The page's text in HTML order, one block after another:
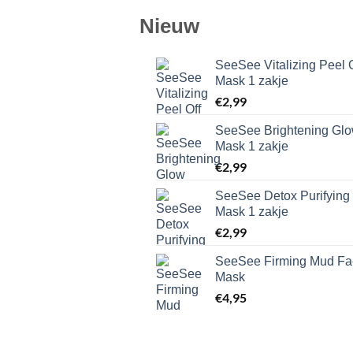
Nieuw
SeeSee Vitalizing Peel
Mask 1 zakje
€2,99
SeeSee Brightening
Mask 1 zakje
€2,99
SeeSee Detox Purifying
Mask 1 zakje
€2,99
SeeSee Firming Mud
Mask
€4,95